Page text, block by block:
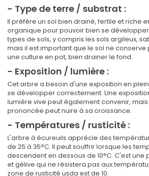
- Type de terre / substrat :
Il préfère un sol bien drainé, fertile et riche
organique pour pouvoir bien se
types de sols, y compris les sols argileux,
mais il est important que le sol ne conserve
une culture en pot, bien drainer le fond.
- Exposition / lumière :
Cet arbre a besoin d'une exposition en
se développer correctement. Une
lumière vive peut également convenir,
prononcée peut nuire à sa croissance.
- Températures / rusticité :
L'arbre à écureuils apprécie des
de 25 à 35°C. Il peut souffrir lorsque les
descendent en dessous de 10°C. C'est une
et gélive qui ne résistera pas aux
zone de rusticité usda est de 10.